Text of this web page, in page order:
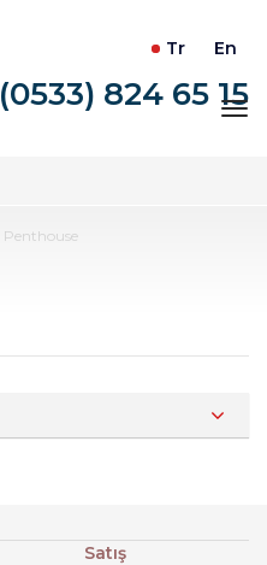
Tr En
(0533) 824 65 15
Penthouse
Satış